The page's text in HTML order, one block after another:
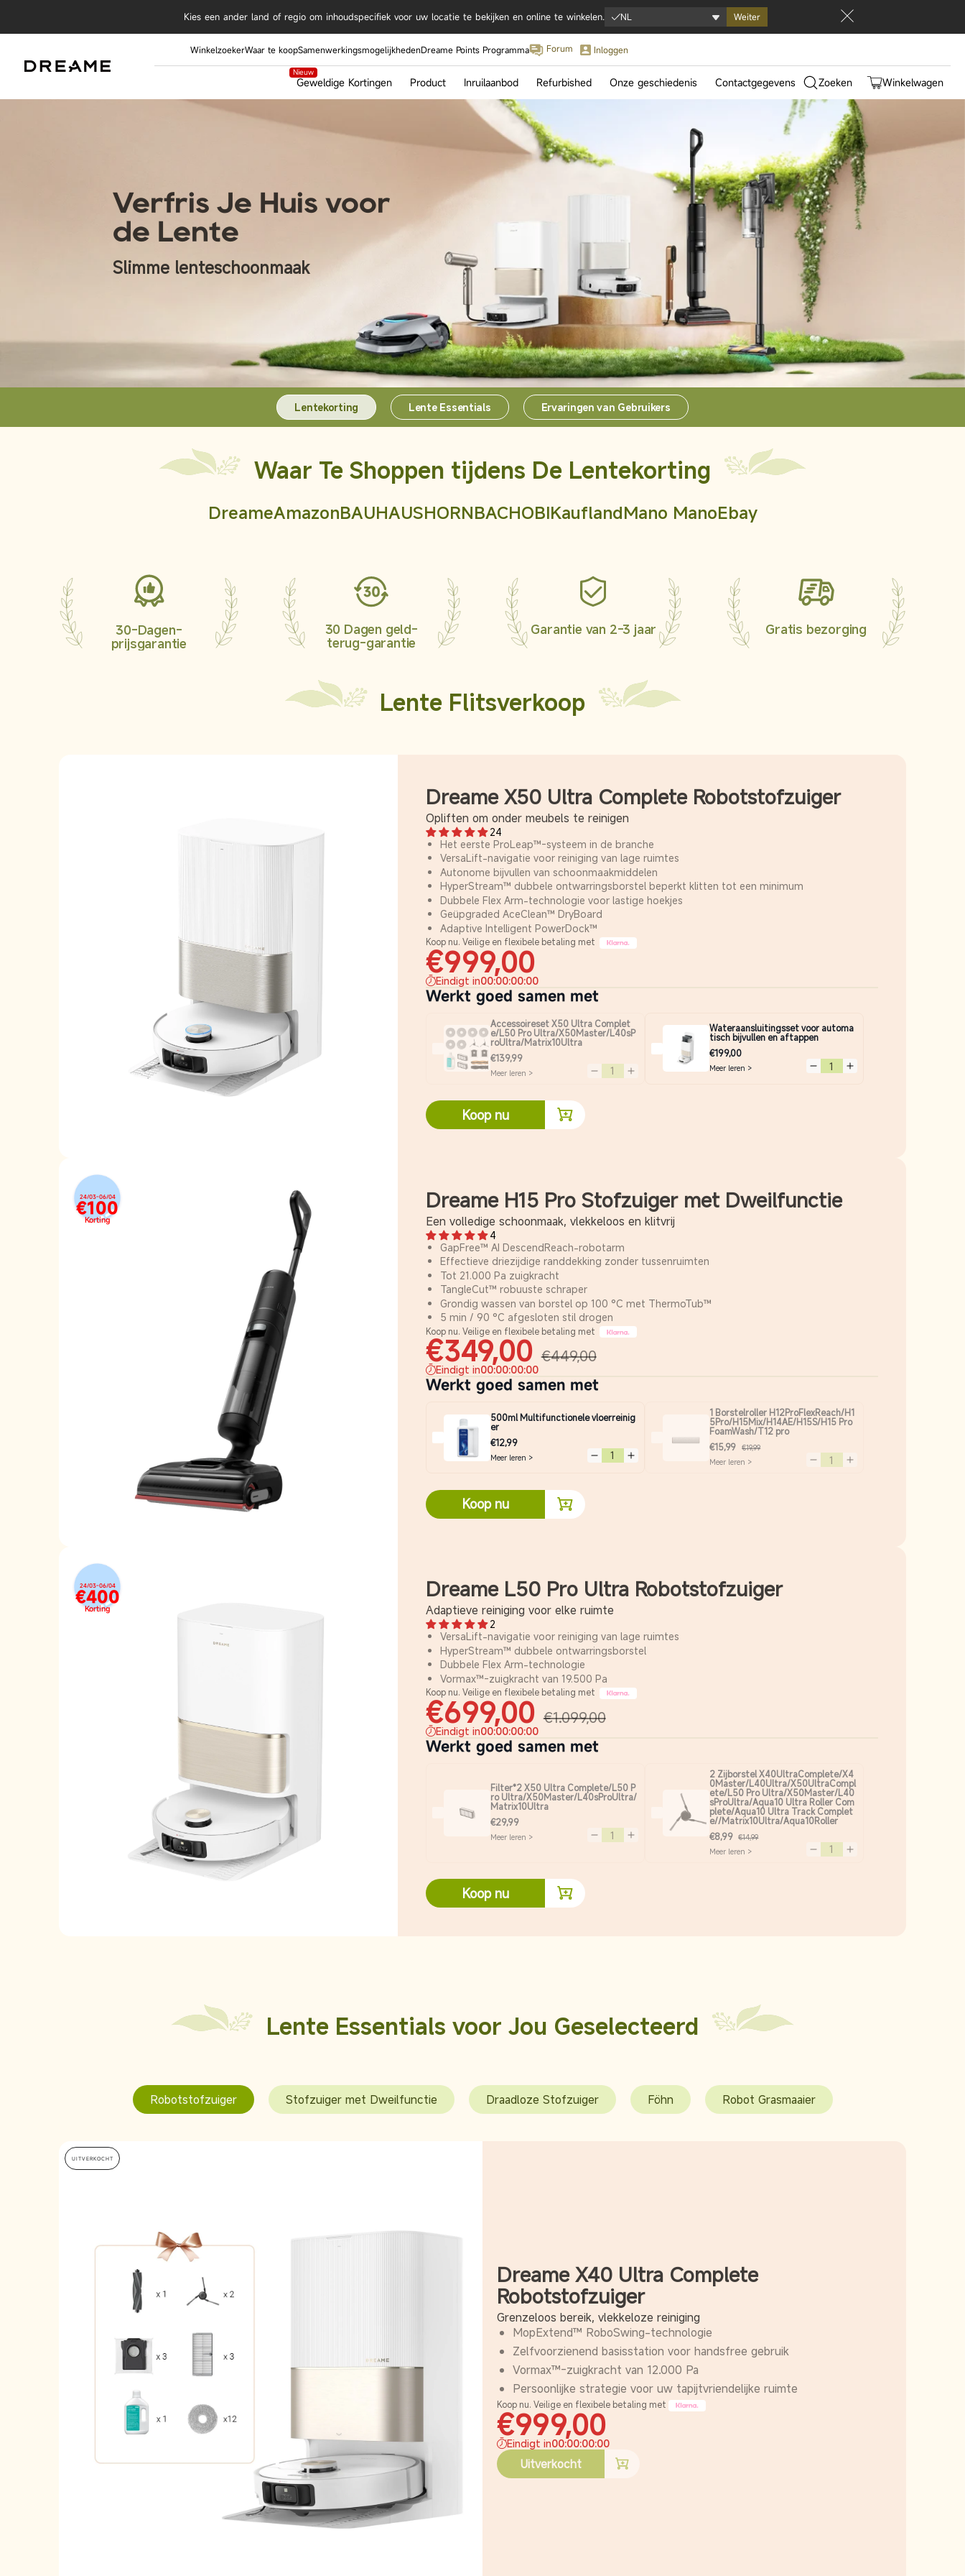
Kies een ander land of regio om inhoudspecifiek voor uw locatie te bekijken en online te winkelen. NL Weiter
WinkelzoekerWaar te koopSamenwerkingsmogelijkhedenDreame Points Programma Forum Inloggen
Geweldige Kortingen
Nieuw
Product
Multistyler en Föhn
Robotgrasmaaier
Robotramenwasser
Modellen vergelijken
Bedieningshandleiding
Verlengde Garantie
Nieuw
Matrix10 Ultra Aqua10 Ultra Track Complete Aqua10 Ultra Roller Complete
L10s Ultra Gen 3 Kit D20 Pro Plus L10s Pro Gen 3 L10s Pro Gen 2
Inruilaanbod Refurbished Onze geschiedenis
met Cristiano
Contactgegevens Zoeken Winkelwagen
Verfris Je Huis voor
de Lente
Slimme lenteschoonmaak
Lentekorting Lente Essentials Ervaringen van Gebruikers
Waar Te Shoppen tijdens De Lentekorting
DreameAmazonBAUHAUSHORNBACHOBIKauflandMano ManoEbay
30-Dagen-
prijsgarantie
30 Dagen geld-
terug-garantie
Garantie van 2-3 jaar Gratis bezorging
Lente Flitsverkoop
Dreame X50 Ultra Complete Robotstofzuiger
Opliften om onder meubels te reinigen
24
Het eerste ProLeap™-systeem in de branche
VersaLift-navigatie voor reiniging van lage ruimtes
Autonome bijvullen van schoonmaakmiddelen
HyperStream™ dubbele ontwarringsborstel beperkt klitten tot een minimum
Dubbele Flex Arm-technologie voor lastige hoekjes
Geüpgraded AceClean™ DryBoard
Adaptive Intelligent PowerDock™
Koop nu. Veilige en flexibele betaling met
€999,00
Eindigt in00:00:00:00
Werkt goed samen met
Accessoireset X50 Ultra Complet
e/L50 Pro Ultra/X50Master/L40sP
roUltra/Matrix10Ultra
€139,99
Meer leren > Verminder hoeveelheid voor
Verhoog hoeveelheid voor
Wateraansluitingsset voor automa
tisch bijvullen en aftappen
€199,00
Meer leren > Verminder hoeveelheid voor Default Title
Verhoog hoeveelheid voor
Koop nu
24/03-06/04
€100
Korting
Dreame H15 Pro Stofzuiger met Dweilfunctie
Een volledige schoonmaak, vlekkeloos en klitvrij
4
GapFree™ AI DescendReach-robotarm
Effectieve driezijdige randdekking zonder tussenruimten
Tot 21.000 Pa zuigkracht
TangleCut™ robuuste schraper
Grondig wassen van borstel op 100 °C met ThermoTub™
5 min / 90 °C afgesloten stil drogen
Koop nu. Veilige en flexibele betaling met
€349,00 €449,00
Eindigt in00:00:00:00
Werkt goed samen met
500ml Multifunctionele vloerreinig
er
€12,99
Meer leren > Verminder hoeveelheid voor Default Title
Verhoog hoeveelheid voor Default Title
1 Borstelroller H12ProFlexReach/H1
5Pro/H15Mix/H14AE/H15S/H15 Pro
FoamWash/T12 pro
€15,99
€19,99
Meer leren >
Verminder hoeveelheid voor
Verhoog hoeveelheid voor
Koop nu
24/03-06/04
€400
Korting
Dreame L50 Pro Ultra Robotstofzuiger
Adaptieve reiniging voor elke ruimte
2
VersaLift-navigatie voor reiniging van lage ruimtes
HyperStream™ dubbele ontwarringsborstel
Dubbele Flex Arm-technologie
Vormax™-zuigkracht van 19.500 Pa
Koop nu. Veilige en flexibele betaling met
€699,00 €1.099,00
Eindigt in00:00:00:00
Werkt goed samen met
Filter*2 X50 Ultra Complete/L50 P
ro Ultra/X50Master/L40sProUltra/
Matrix10Ultra
€29,99
Meer leren > Verminder hoeveelheid voor
Verhoog hoeveelheid voor
2 Zijborstel X40UltraComplete/X4
0Master/L40Ultra/X50UltraCompl
ete/L50 Pro Ultra/X50Master/L40
sProUltra/Aqua10 Ultra Roller Com
plete/Aqua10 Ultra Track Complet
e//Matrix10Ultra/Aqua10Roller
€8,99
€14,99
Meer leren >
Verminder hoeveelheid voor
Verhoog hoeveelheid voor
Koop nu
Lente Essentials voor Jou Geselecteerd
Robotstofzuiger Stofzuiger met Dweilfunctie Draadloze Stofzuiger Föhn Robot Grasmaaier
UITVERKOCHT
Dreame X40 Ultra Complete
Robotstofzuiger
Grenzeloos bereik, vlekkeloze reiniging
MopExtend™ RoboSwing-technologie
Zelfvoorzienend basisstation voor handsfree gebruik
Vormax™-zuigkracht van 12.000 Pa
Persoonlijke strategie voor uw tapijtvriendelijke ruimte
Koop nu. Veilige en flexibele betaling met
€999,00
Eindigt in00:00:00:00
Uitverkocht